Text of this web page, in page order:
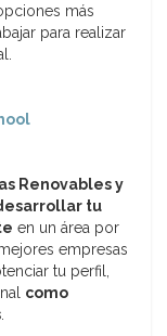
más
para realizar
Renovables y
tu
en un área por
empresas
tu perfil,
como
.